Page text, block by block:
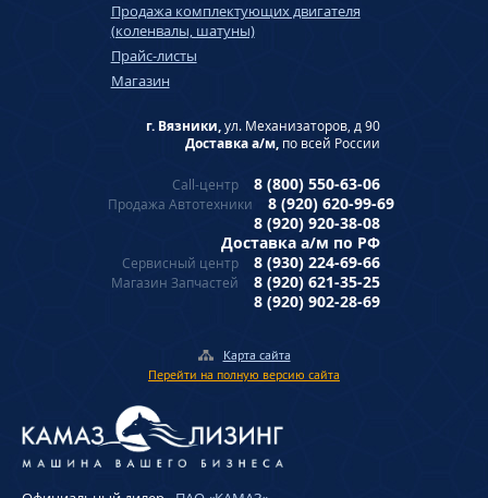
Продажа комплектующих двигателя
(коленвалы, шатуны)
Прайс-листы
Магазин
г. Вязники,ул. Механизаторов, д 90
Доставка а/м, по всей России
Call-центр 8 (800) 550-63-06
Продажа Автотехники
8 (920) 620-99-69
8 (920) 920-38-08
Доставка а/м по РФ
Сервисный центр 8 (930) 224-69-66
Магазин Запчастей
8 (920) 621-35-25
8 (920) 902-28-69
Карта сайта
Перейти на полную версию сайта